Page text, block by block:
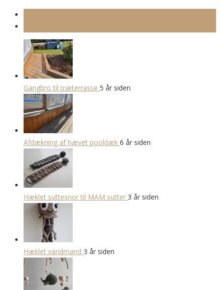
Gangbro til træterrasse 5 år siden
Afdækning af hævet pooldæk 6 år siden
Hæklet suttesnor til MAM sutter 3 år siden
Hæklet vandmand 3 år siden